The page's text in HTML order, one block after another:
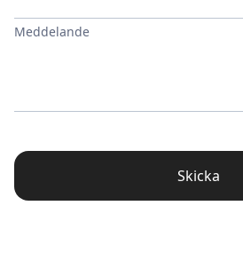
Meddelande
Skicka